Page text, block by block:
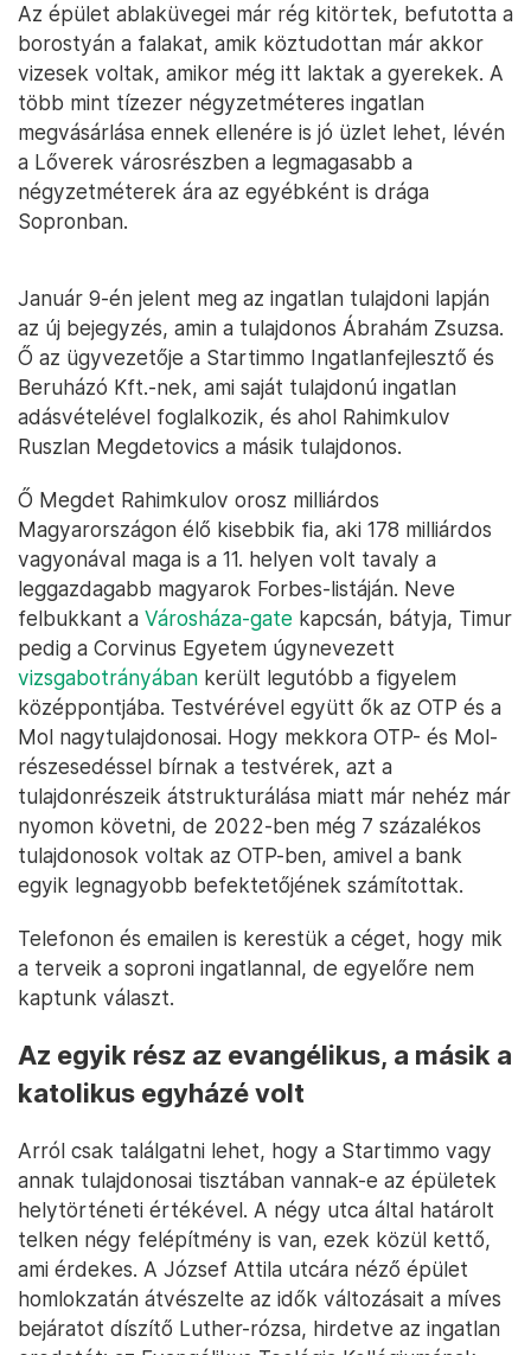
Az épület ablaküvegei már rég kitörtek, befutotta a
borostyán a falakat, amik köztudottan már akkor
vizesek voltak, amikor még itt laktak a gyerekek. A
több mint tízezer négyzetméteres ingatlan
megvásárlása ennek ellenére is jó üzlet lehet, lévén
a Lőverek városrészben a legmagasabb a
négyzetméterek ára az egyébként is drága
Sopronban.
Január 9-én jelent meg az ingatlan tulajdoni lapján
az új bejegyzés, amin a tulajdonos Ábrahám Zsuzsa.
Ő az ügyvezetője a Startimmo Ingatlanfejlesztő és
Beruházó Kft.-nek, ami saját tulajdonú ingatlan
adásvételével foglalkozik, és ahol Rahimkulov
Ruszlan Megdetovics a másik tulajdonos.
Ő Megdet Rahimkulov orosz milliárdos
Magyarországon élő kisebbik fia, aki 178 milliárdos
vagyonával maga is a 11. helyen volt tavaly a
leggazdagabb magyarok Forbes-listáján. Neve
felbukkant a Városháza-gate kapcsán, bátyja, Timur
pedig a Corvinus Egyetem úgynevezett
vizsgabotrányában került legutóbb a figyelem
középpontjába. Testvérével együtt ők az OTP és a
Mol nagytulajdonosai. Hogy mekkora OTP- és Mol-
részesedéssel bírnak a testvérek, azt a
tulajdonrészeik átstrukturálása miatt már nehéz már
nyomon követni, de 2022-ben még 7 százalékos
tulajdonosok voltak az OTP-ben, amivel a bank
egyik legnagyobb befektetőjének számítottak.
Telefonon és emailen is kerestük a céget, hogy mik
a terveik a soproni ingatlannal, de egyelőre nem
kaptunk választ.
Az egyik rész az evangélikus, a másik a
katolikus egyházé volt
Arról csak találgatni lehet, hogy a Startimmo vagy
annak tulajdonosai tisztában vannak-e az épületek
helytörténeti értékével. A négy utca által határolt
telken négy felépítmény is van, ezek közül kettő,
ami érdekes. A József Attila utcára néző épület
homlokzatán átvészelte az idők változásait a míves
bejáratot díszítő Luther-rózsa, hirdetve az ingatlan